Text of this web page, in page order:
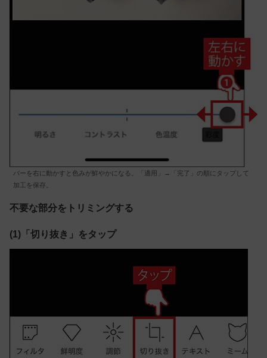
バーを右に動かすと色みが鮮やかになる。「適用」→「完了」の順にタップして
加工を保存。
不要な部分をトリミングする
(1)「切り抜き」をタップ